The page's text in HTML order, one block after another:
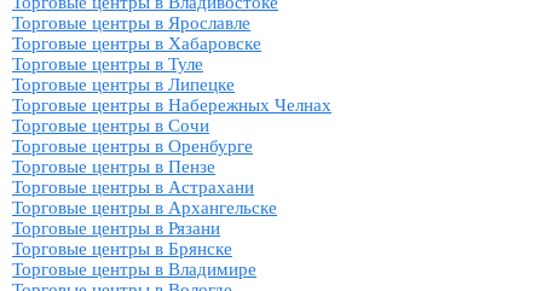
Торговые центры в Ярославле
Торговые центры в Хабаровске
Торговые центры в Туле
Торговые центры в Липецке
Торговые центры в Набережных Челнах
Торговые центры в Сочи
Торговые центры в Оренбурге
Торговые центры в Пензе
Торговые центры в Астрахани
Торговые центры в Архангельске
Торговые центры в Рязани
Торговые центры в Брянске
Торговые центры в Владимире